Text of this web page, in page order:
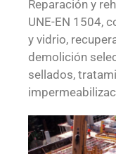
Reparación y
UNE-EN 1504,
y vidrio,
demolición
sellados,